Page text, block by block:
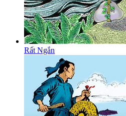
Rất Ngắn